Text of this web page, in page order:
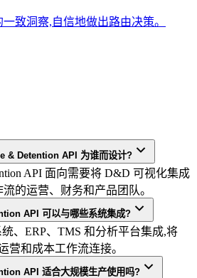
致洞察,自信地做出路由决策。
& Detention API 为谁而设计?
API 面向需要将 D&D 可视化集成
的运营、财务和产品团队。
API 可以与哪些系统集成?
、ERP、TMS 和分析平台集成,将
营和成本工作流连接。
API 适合大规模生产使用吗?